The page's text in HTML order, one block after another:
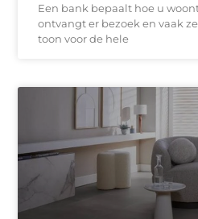
Een bank bepaalt hoe u
ontvangt er bezoek en vaak
toon voor de hele